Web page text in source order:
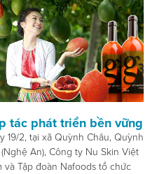
tác phát triển bền vững
19/2, tại xã Quỳnh Châu, Quỳnh
An), Công ty Nu Skin Việt
và Tập đoàn Nafoods tổ chức